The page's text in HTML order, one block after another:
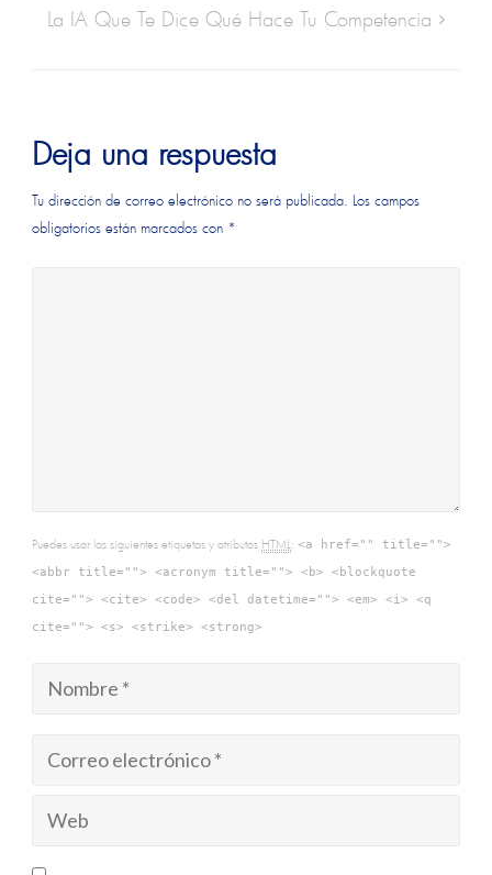
La IA Que Te Dice Qué Hace Tu Competencia
Deja una respuesta
Tu dirección de correo electrónico no será publicada. Los campos
obligatorios están marcados con *
Puedes usar las siguientes etiquetas y atributos HTML:<a href="" title="">
<abbr title=""> <acronym title=""> <b> <blockquote
cite=""> <cite> <code> <del datetime=""> <em> <i> <q
cite=""> <s> <strike> <strong>